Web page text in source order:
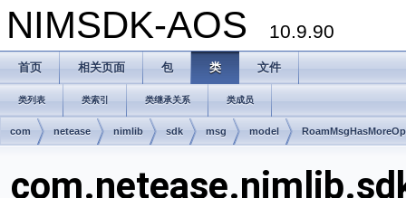
NIMSDK-AOS 10.9.90
首页 相关页面 包 类 文件
类列表 类索引 类继承关系 类成员
com netease nimlib sdk msg model